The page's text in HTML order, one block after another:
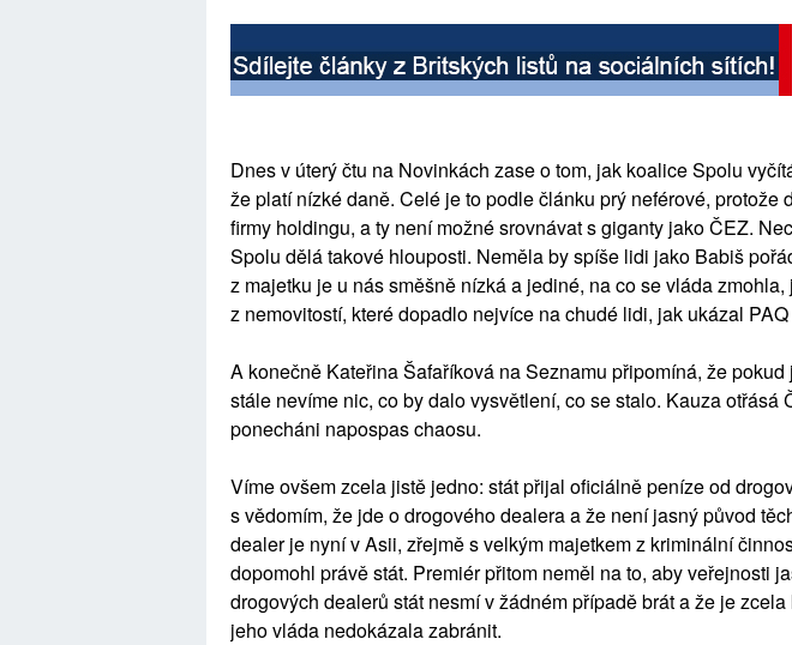
Dnes v úterý čtu na Novinkách zase o tom, jak koalice Spolu
že platí nízké daně. Celé je to podle článku prý neférové, protože
firmy holdingu, a ty není možné srovnávat s giganty jako ČEZ.
Spolu dělá takové hlouposti. Neměla by spíše lidi jako Babiš
z majetku je u nás směšně nízká a jediné, na co se vláda
z nemovitostí, které dopadlo nejvíce na chudé lidi, jak ukázal
A konečně Kateřina Šafaříková na Seznamu připomíná, že
stále nevíme nic, co by dalo vysvětlení, co se stalo. Kauza otřásá
ponecháni napospas chaosu.
Víme ovšem zcela jistě jedno: stát přijal oficiálně peníze od
s vědomím, že jde o drogového dealera a že není jasný původ
dealer je nyní v Asii, zřejmě s velkým majetkem z kriminální
dopomohl právě stát. Premiér přitom neměl na to, aby veřejnosti
drogových dealerů stát nesmí v žádném případě brát a že je
jeho vláda nedokázala zabránit.